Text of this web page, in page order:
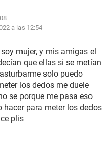
a las 12:54
mujer, y mis amigas el
que ellas si se metían
solo puedo
los dedos me duele
se porque me pasa eso
para meter los dedos
plis